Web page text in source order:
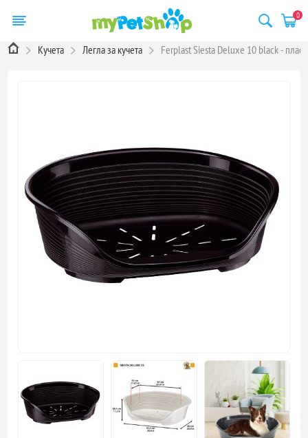
0
Кучета Легла за кучета Ferplast Siesta Deluxe 10 black -